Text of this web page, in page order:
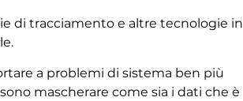
di tracciamento e altre tecnologie in
a problemi di sistema ben più
mascherare come sia i dati che è